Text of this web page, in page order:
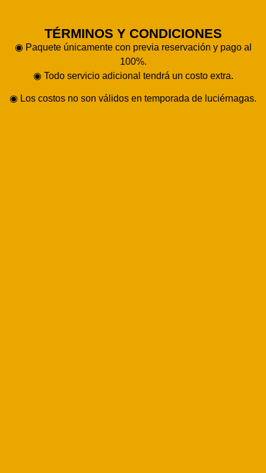
TÉRMINOS Y CONDICIONES
◉ Paquete únicamente con previa reservación y pago al
100%.
◉ Todo servicio adicional tendrá un costo extra.
◉ Los costos no son válidos en temporada de luciérnagas.